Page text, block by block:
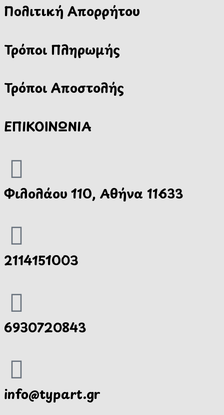
Πολιτική Απορρήτου
Τρόποι Πληρωμής
Τρόποι Αποστολής
ΕΠΙΚΟΙΝΩΝΙΑ
Φιλολάου 110, Αθήνα 11633
2114151003
6930720843
info@typart.gr